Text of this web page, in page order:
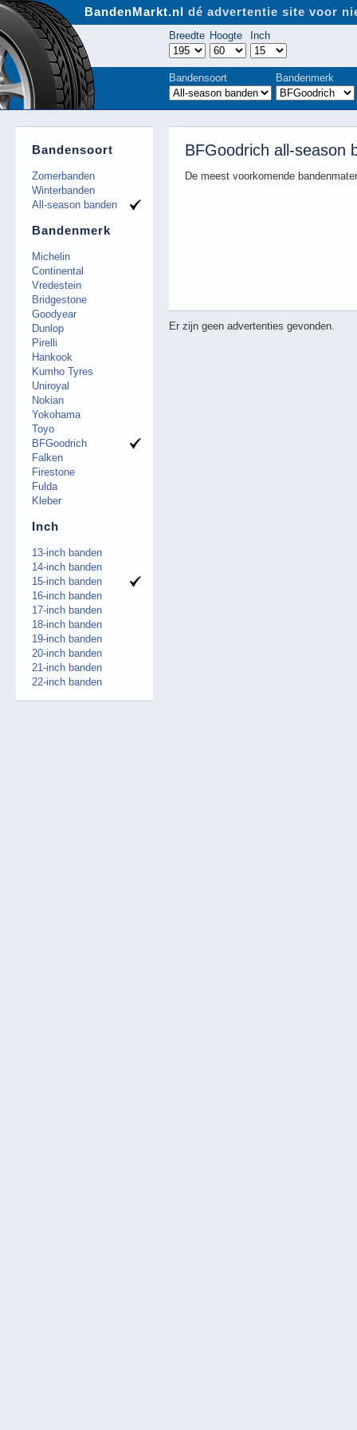
BFGoodrich all-season
De meest voorkomende
Er zijn geen advertenties gevonden.
Bandensoort
Zomerbanden
Winterbanden
All-season banden
Bandenmerk
Michelin
Continental
Vredestein
Bridgestone
Goodyear
Dunlop
Pirelli
Hankook
Kumho Tyres
Uniroyal
Nokian
Yokohama
Toyo
BFGoodrich
Falken
Firestone
Fulda
Kleber
Inch
13-inch banden
14-inch banden
15-inch banden
16-inch banden
17-inch banden
18-inch banden
19-inch banden
20-inch banden
21-inch banden
22-inch banden
BandenMarkt.nl dé advertentie site voor
Breedte Hoogte Inch
Bandensoort Bandenmerk